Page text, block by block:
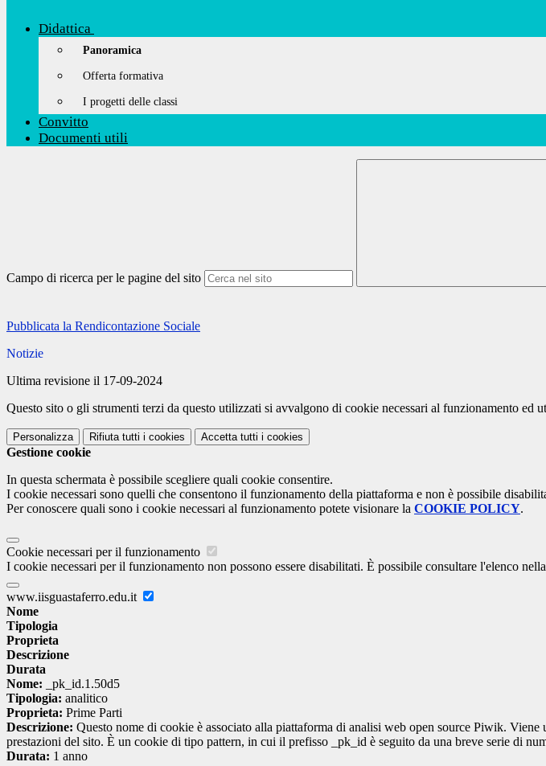
Didattica
Panoramica
Offerta formativa
I progetti delle classi
Convitto
Documenti utili
Campo di ricerca per le pagine del sito
Pubblicata la Rendicontazione Sociale
Notizie
Ultima revisione il 17-09-2024
Questo sito o gli strumenti terzi da questo utilizzati si avvalgono di cookie necessari al funzionamento ed
Personalizza Rifiuta tutti i cookies Accetta tutti i cookies
Gestione cookie
In questa schermata è possibile scegliere quali cookie consentire.
I cookie necessari sono quelli che consentono il funzionamento della piattaforma e non è possibile
Per conoscere quali sono i cookie necessari al funzionamento potete visionare la COOKIE POLICY.
Cookie necessari per il funzionamento
I cookie necessari per il funzionamento non possono essere disabilitati. È possibile consultare l'elenco
www.iisguastaferro.edu.it
Nome
Tipologia
Proprieta
Descrizione
Durata
Nome: _pk_id.1.50d5
Tipologia: analitico
Proprieta: Prime Parti
Descrizione: Questo nome di cookie è associato alla piattaforma di analisi web open source Piwik.
prestazioni del sito. È un cookie di tipo pattern, in cui il prefisso _pk_id è seguito da una breve serie di
Durata: 1 anno